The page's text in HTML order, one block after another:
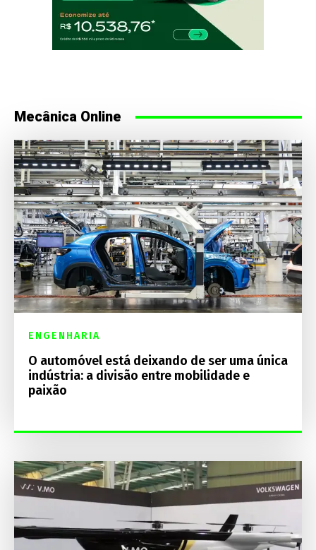
Mecânica Online
ENGENHARIA
O automóvel está deixando de ser uma única
indústria: a divisão entre mobilidade e
paixão